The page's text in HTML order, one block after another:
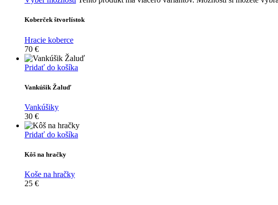
Koberček štvorlístok
Hracie koberce
70 €
Pridať do košíka
Vankúšik Žaluď
Vankúšiky
30 €
Pridať do košíka
Kôš na hračky
Koše na hračky
25 €